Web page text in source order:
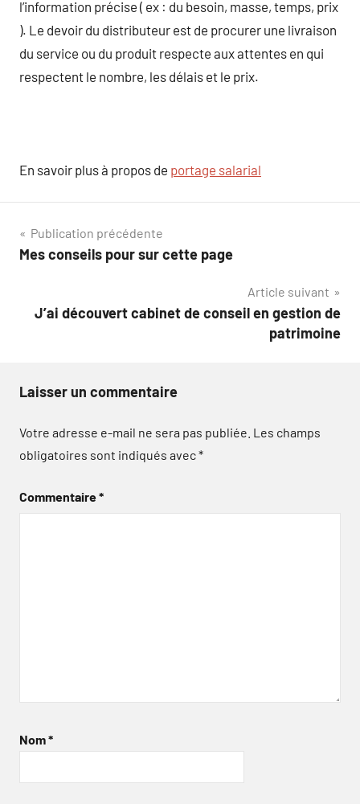
l’information précise ( ex : du besoin, masse, temps, prix
). Le devoir du distributeur est de procurer une livraison
du service ou du produit respecte aux attentes en qui
respectent le nombre, les délais et le prix.
En savoir plus à propos de portage salarial
Navigation
de
Publication précédente
Mes conseils pour sur cette page
Article suivant
J’ai découvert cabinet de conseil en gestion de
patrimoine
Laisser un commentaire
Votre adresse e-mail ne sera pas publiée. Les champs
obligatoires sont indiqués avec*
Commentaire*
Nom*